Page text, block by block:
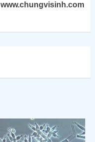
www.chungvisinh.com